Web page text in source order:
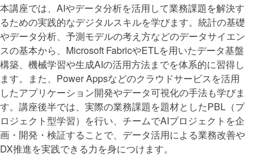
本講座では、AIやデータ分析を活用して業務課題を解決す
るための実践的なデジタルスキルを学びます。統計の基礎
やデータ分析、予測モデルの考え方などのデータサイエン
スの基本から、Microsoft FabricやETLを用いたデータ基盤
構築、機械学習や生成AIの活用方法までを体系的に習得し
ます。また、Power Appsなどのクラウドサービスを活用
したアプリケーション開発やデータ可視化の手法も学びま
す。講座後半では、実際の業務課題を題材としたPBL（プ
ロジェクト型学習）を行い、チームでAIプロジェクトを企
画・開発・検証することで、データ活用による業務改善や
DX推進を実践できる力を身につけます。